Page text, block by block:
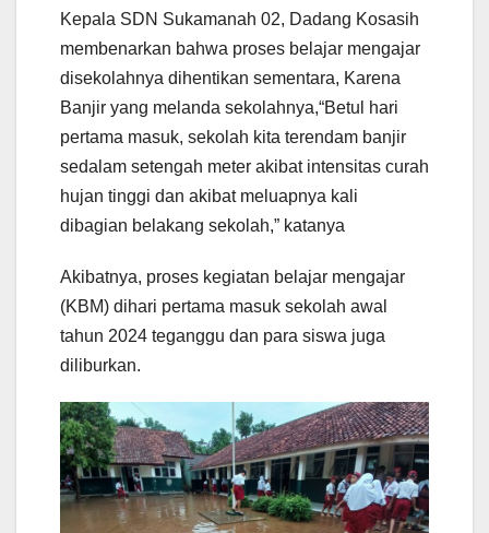
Kepala SDN Sukamanah 02, Dadang Kosasih
membenarkan bahwa proses belajar mengajar
disekolahnya dihentikan sementara, Karena
Banjir yang melanda sekolahnya,“Betul hari
pertama masuk, sekolah kita terendam banjir
sedalam setengah meter akibat intensitas curah
hujan tinggi dan akibat meluapnya kali
dibagian belakang sekolah,” katanya
Akibatnya, proses kegiatan belajar mengajar
(KBM) dihari pertama masuk sekolah awal
tahun 2024 teganggu dan para siswa juga
diliburkan.